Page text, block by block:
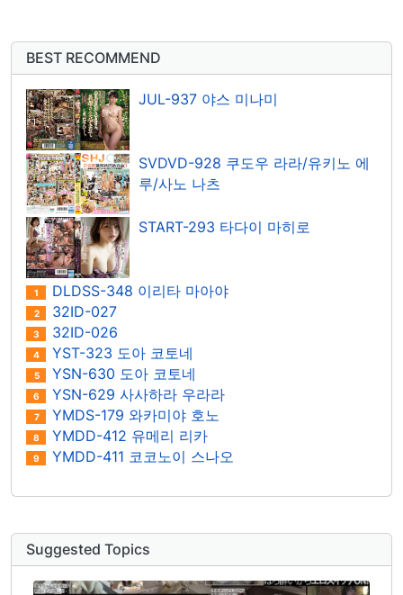
BEST RECOMMEND
JUL-937 야스 미나미
SVDVD-928 쿠도우 라라/유키노 에
루/사노 나츠
START-293 타다이 마히로
1 DLDSS-348 이리타 마아야
2 32ID-027
3 32ID-026
4 YST-323 도아 코토네
5 YSN-630 도아 코토네
6 YSN-629 사사하라 우라라
7 YMDS-179 와카미야 호노
8 YMDD-412 유메리 리카
9 YMDD-411 코코노이 스나오
Suggested Topics